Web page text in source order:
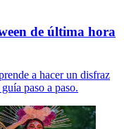
de última hora
a hacer un disfraz
paso a paso.